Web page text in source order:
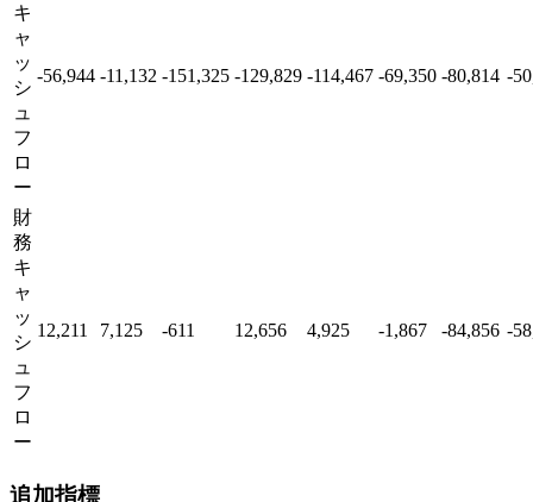
キ
ャ
ッ
シ
ュ
フ
ロ
ー
-56,944 -11,132 -151,325 -129,829 -114,467 -69,350 -80,814 -
財
務
キ
ャ
ッ
シ
ュ
フ
ロ
ー
12,211 7,125 -611 12,656 4,925 -1,867 -84,856 -
追加指標